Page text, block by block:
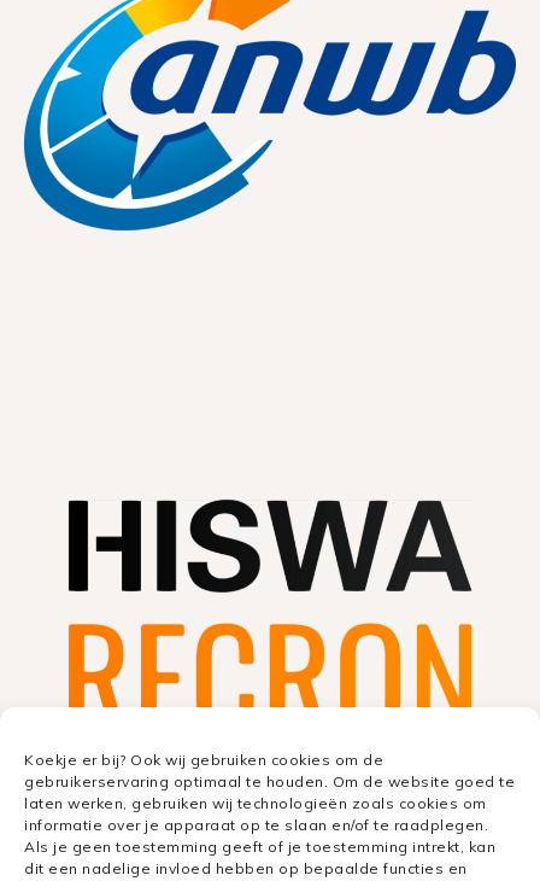
Koekje er bij? Ook wij gebruiken cookies om de
gebruikerservaring optimaal te houden. Om de website goed te
laten werken, gebruiken wij technologieën zoals cookies om
informatie over je apparaat op te slaan en/of te raadplegen.
Als je geen toestemming geeft of je toestemming intrekt, kan
dit een nadelige invloed hebben op bepaalde functies en